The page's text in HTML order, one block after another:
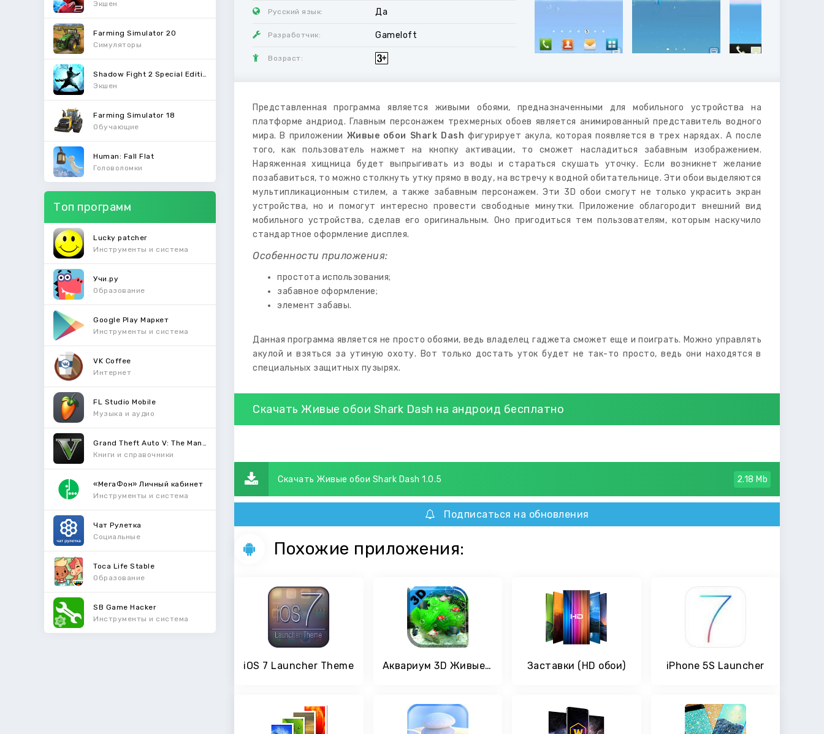
Экшен
Farming Simulator 20
Симуляторы
Экшен
Farming Simulator 18
Обучающие
Human: Fall Flat
Головоломки
Топ программ
Lucky patcher
Инструменты и система
Учи.ру
Образование
Google Play Маркет
Инструменты и система
VK Coffee
Интернет
FL Studio Mobile
Музыка и аудио
Книги и справочники
«МегаФон» Личный кабинет
Инструменты и система
Чат Рулетка
Социальные
Toca Life Stable
Образование
SB Game Hacker
Инструменты и система
Русский язык: Да
Разработчик: Gameloft
Возраст:
Представленная программа является живыми обоями, предназначенными для мобильного устройства на
платформе андриод. Главным персонажем трехмерных обоев является анимированный представитель водного
мира. В приложении Живые обои Shark Dash фигурирует акула, которая появляется в трех нарядах. А после
того, как пользователь нажмет на кнопку активации, то сможет насладиться забавным изображением.
Наряженная хищница будет выпрыгивать из воды и стараться скушать уточку. Если возникнет желание
позабавиться, то можно столкнуть утку прямо в воду, на встречу к водной обитательнице. Эти обои выделяются
мультипликационным стилем, а также забавным персонажем. Эти 3D обои смогут не только украсить экран
устройства, но и помогут интересно провести свободные минутки. Приложение облагородит внешний вид
мобильного устройства, сделав его оригинальным. Оно пригодиться тем пользователям, которым наскучило
стандартное оформление дисплея.
Особенности приложения:
простота использования;
забавное оформление;
элемент забавы.
Данная программа является не просто обоями, ведь владелец гаджета сможет еще и поиграть. Можно управлять
акулой и взяться за утиную охоту. Вот только достать уток будет не так-то просто, ведь они находятся в
специальных защитных пузырях.
Скачать Живые обои Shark Dash на андроид бесплатно
Скачать Живые обои Shark Dash 1.0.5 2.18 Mb
Подписаться на обновления
Похожие приложения:
iOS 7 Launcher Theme Аквариум 3D Живые Обои Заставки (HD обои) iPhone 5S Launcher